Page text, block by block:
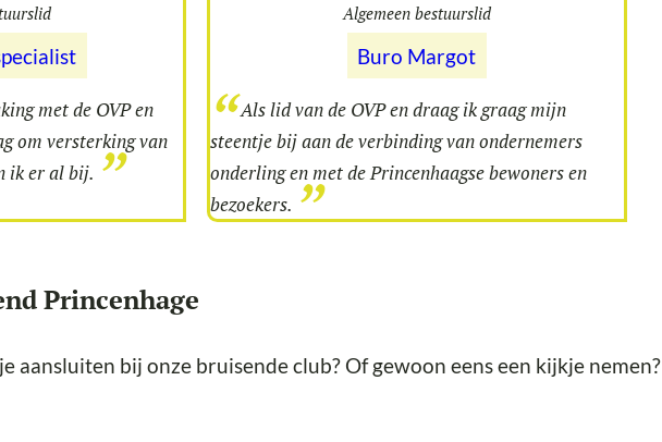
met de OVP en
om versterking van
ik er al bij.
Algemeen bestuurslid
Buro Margot
Als lid van de OVP en draag ik graag mijn
steentje bij aan de verbinding van ondernemers
onderling en met de Princenhaagse bewoners en
bezoekers.
Princenhage
aansluiten bij onze bruisende club? Of gewoon eens een kijkje nemen?